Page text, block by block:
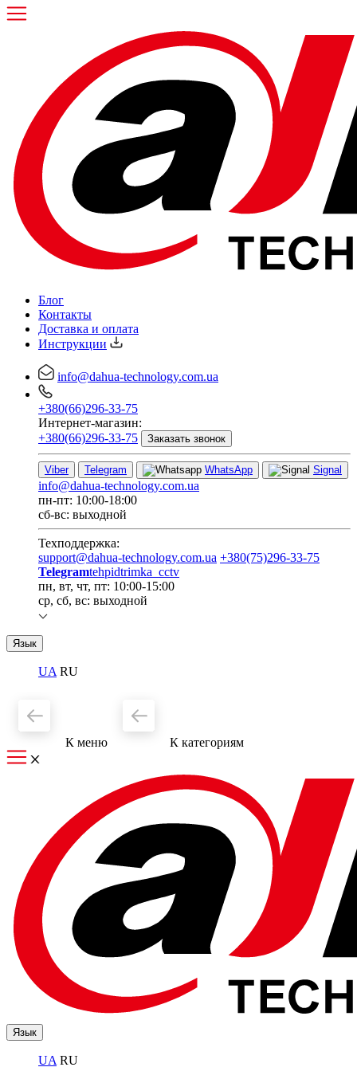
Блог
Контакты
Доставка и оплата
Инструкции
info@dahua-technology.com.ua
+380(66)296-33-75
Интернет-магазин:
+380(66)296-33-75
Заказать звонок
Viber Telegram WhatsApp Signal
info@dahua-technology.com.ua
пн-пт: 10:00-18:00
сб-вс: выходной
Техподдержка:
support@dahua-technology.com.ua +380(75)296-33-75
Telegramtehpidtrimka_cctv
пн, вт, чт, пт: 10:00-15:00
ср, сб, вс: выходной
Язык
UA RU
К меню К категориям
Язык
UA RU